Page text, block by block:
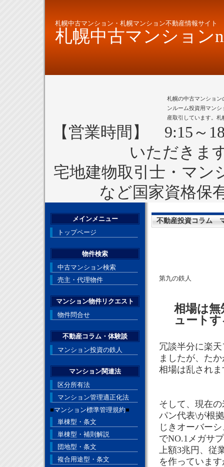
札幌中古マンション・札幌マンション不動産情報サイト
札幌中古マンション
札幌の中古マンショ
ンルーム投資用マン
産取引しています。
【営業時間】 9:15～
いただきま
宅地建物取引士・マン
など国家資格保
不動産投資コラム
第九の鉄人
相場は
ュート
冗談半分に楽
ましたが、た
相場は乱されま
そして、現在
パン代表\が根
じきオーバー
でNO.1メガサ
上額3兆円、従
を作っていま
メインメニュー
トップページ
物件検索
中古マンション検索
売主・代理物件
マンション物件リクエスト
物件問合せ
不動産コラム・体験談
マンション投資の鉄人
マンション関連法
区分所有法
マンション管理適正化法
■マンション標準管理規約■
単棟型・条文
単棟型・補則解説
団地型・条文
複合用途型・条文